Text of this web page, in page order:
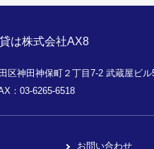
は株式会社AX8
区神田神保町２丁目7-2 武蔵屋ビル
：03-6265-6518
お問い合わせ